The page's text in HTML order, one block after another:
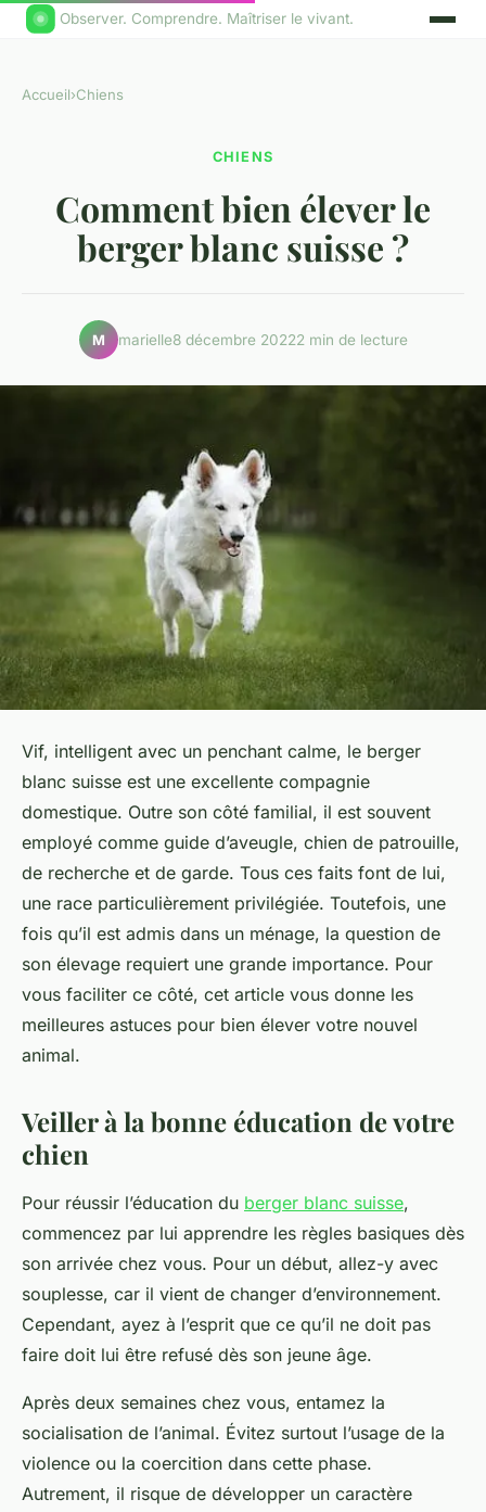
Observer. Comprendre. Maîtriser le vivant.
Accueil›Chiens
CHIENS
Comment bien élever le
berger blanc suisse ?
M marielle8 décembre 20222 min de lecture
Vif, intelligent avec un penchant calme, le berger
blanc suisse est une excellente compagnie
domestique. Outre son côté familial, il est souvent
employé comme guide d’aveugle, chien de patrouille,
de recherche et de garde. Tous ces faits font de lui,
une race particulièrement privilégiée. Toutefois, une
fois qu’il est admis dans un ménage, la question de
son élevage requiert une grande importance. Pour
vous faciliter ce côté, cet article vous donne les
meilleures astuces pour bien élever votre nouvel
animal.
Veiller à la bonne éducation de votre
chien
Pour réussir l’éducation du berger blanc suisse,
commencez par lui apprendre les règles basiques dès
son arrivée chez vous. Pour un début, allez-y avec
souplesse, car il vient de changer d’environnement.
Cependant, ayez à l’esprit que ce qu’il ne doit pas
faire doit lui être refusé dès son jeune âge.
Après deux semaines chez vous, entamez la
socialisation de l’animal. Évitez surtout l’usage de la
violence ou la coercition dans cette phase.
Autrement, il risque de développer un caractère